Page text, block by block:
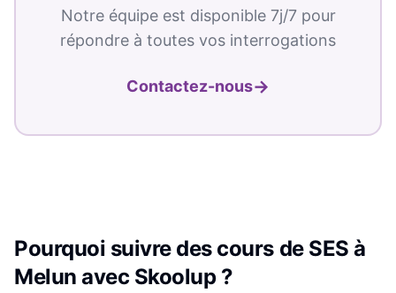
Notre équipe est disponible 7j/7 pour
répondre à toutes vos interrogations
Contactez-nous→
Pourquoi suivre des cours de SES à
Melun avec Skoolup ?